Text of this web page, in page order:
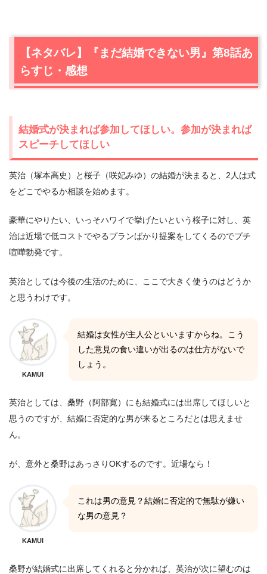
【ネタバレ】『まだ結婚できない男』第8話あ
らすじ・感想
結婚式が決まれば参加してほしい。参加が決まれば
スピーチしてほしい
英治（塚本高史）と桜子（咲妃みゆ）の結婚が決まると、2人は式
をどこでやるか相談を始めます。
豪華にやりたい、いっそハワイで挙げたいという桜子に対し、英
治は近場で低コストでやるプランばかり提案をしてくるのでプチ
喧嘩勃発です。
英治としては今後の生活のために、ここで大きく使うのはどうか
と思うわけです。
KAMUI
結婚は女性が主人公といいますからね。こう
した意見の食い違いが出るのは仕方がないで
しょう。
英治としては、桑野（阿部寛）にも結婚式には出席してほしいと
思うのですが、結婚に否定的な男が来るところだとは思えませ
ん。
が、意外と桑野はあっさりOKするのです。近場なら！
KAMUI
これは男の意見？結婚に否定的で無駄が嫌い
な男の意見？
桑野が結婚式に出席してくれると分かれば、英治が次に望むのは